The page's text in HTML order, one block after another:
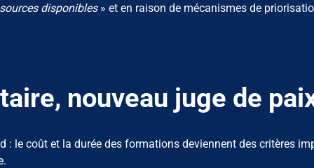
disponibles» et en raison de mécanismes de
nouveau juge de
: le coût et la durée des formations deviennent des critères